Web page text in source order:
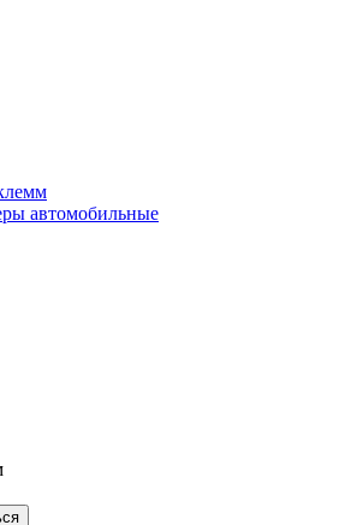
автомобильные